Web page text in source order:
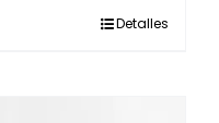
Detalles